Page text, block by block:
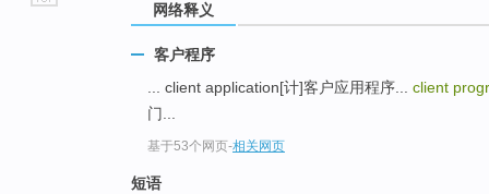
网络释义
客户程序
... client application[计]客户应用程序... client
门...
基于53个网页-相关网页
短语